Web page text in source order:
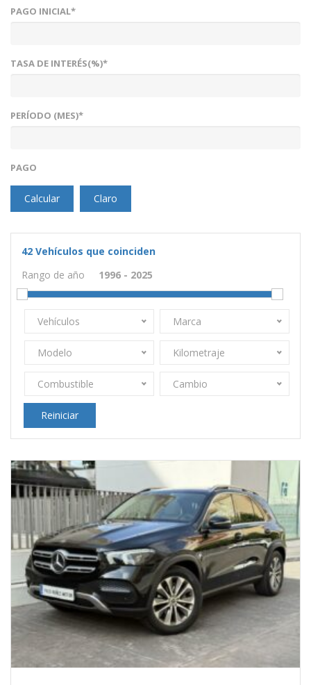
PAGO INICIAL*
TASA DE INTERÉS(%)*
PERÍODO (MES)*
PAGO
Calcular Claro
42 Vehículos que coinciden
Rango de año
Vehículos Marca
Modelo Kilometraje
Combustible Cambio
Reiniciar